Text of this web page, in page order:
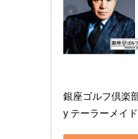
銀座ゴルフ倶楽
y テーラーメイド